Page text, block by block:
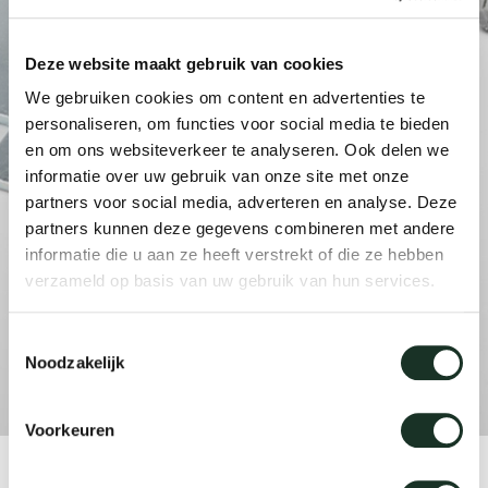
Deze website maakt gebruik van cookies
We gebruiken cookies om content en advertenties te
personaliseren, om functies voor social media te bieden
en om ons websiteverkeer te analyseren. Ook delen we
informatie over uw gebruik van onze site met onze
partners voor social media, adverteren en analyse. Deze
partners kunnen deze gegevens combineren met andere
informatie die u aan ze heeft verstrekt of die ze hebben
verzameld op basis van uw gebruik van hun services.
Noodzakelijk
Voorkeuren
high
oval
local
vision
cm13/
cm15
cm21
cm22
Collection
uli
raw
jorre
ivan
jonas
About Arco